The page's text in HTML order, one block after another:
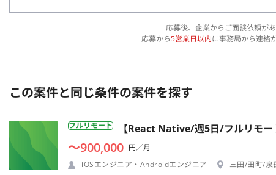
応募後、企業からご面談依頼が
応募から5営業日以内に事務局から連絡
この案件と同じ条件の案件を探す
フルリモート 【React Native/週5日/フルリモ
〜900,000 円／月
iOSエンジニア・Androidエンジニア
三田/田町/泉